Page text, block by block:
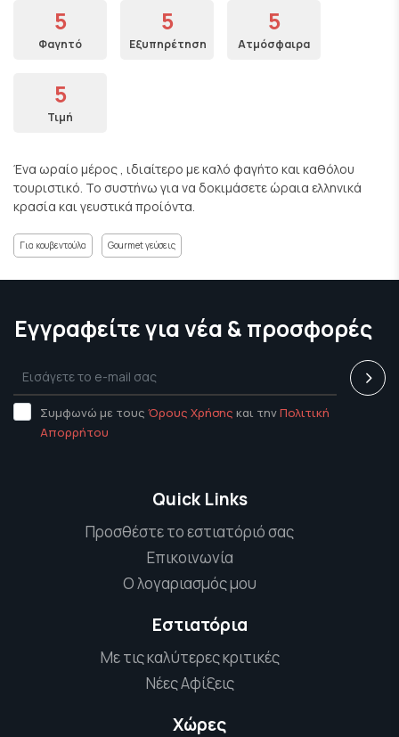
5
Φαγητό
5
Εξυπηρέτηση
5
Ατμόσφαιρα
5
Τιμή
Ένα ωραίο μέρος , ιδιαίτερο με καλό φαγήτο και καθόλου
τουριστικό. Το συστήνω για να δοκιμάσετε ώραια ελληνικά
κρασία και γευστικά προίόντα.
Για κουβεντούλα Gourmet γεύσεις
Εγγραφείτε για νέα & προσφορές
Συμφωνώ με τους Όρους Χρήσης και τηνΠολιτική
Απορρήτου
Quick Links
Προσθέστε το εστιατόριό σας
Επικοινωνία
Ο λογαριασμός μου
Εστιατόρια
Με τις καλύτερες κριτικές
Νέες Αφίξεις
Χώρες